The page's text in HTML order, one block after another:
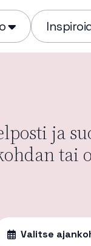
ja
tai
Valitse